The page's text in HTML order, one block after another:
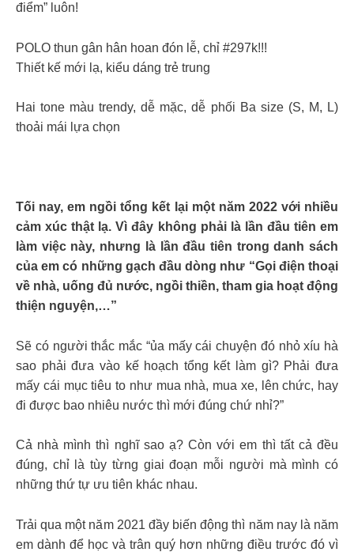
điểm” luôn!
POLO thun gân hân hoan đón lễ, chỉ #297k!!!
Thiết kế mới lạ, kiểu dáng trẻ trung
Hai tone màu trendy, dễ mặc, dễ phối Ba size (S, M, L)
thoải mái lựa chọn
Tối nay, em ngồi tổng kết lại một năm 2022 với nhiều
cảm xúc thật lạ. Vì đây không phải là lần đầu tiên em
làm việc này, nhưng là lần đầu tiên trong danh sách
của em có những gạch đầu dòng như “Gọi điện thoại
về nhà, uống đủ nước, ngồi thiền, tham gia hoạt động
thiện nguyện,…”
Sẽ có người thắc mắc “ủa mấy cái chuyện đó nhỏ xíu hà
sao phải đưa vào kế hoạch tổng kết làm gì? Phải đưa
mấy cái mục tiêu to như mua nhà, mua xe, lên chức, hay
đi được bao nhiêu nước thì mới đúng chứ nhỉ?”
Cả nhà mình thì nghĩ sao ạ? Còn với em thì tất cả đều
đúng, chỉ là tùy từng giai đoạn mỗi người mà mình có
những thứ tự ưu tiên khác nhau.
Trải qua một năm 2021 đầy biến động thì năm nay là năm
em dành để học và trân quý hơn những điều trước đó vì